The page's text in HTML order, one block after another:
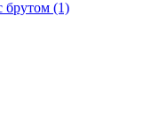
брутом (1)